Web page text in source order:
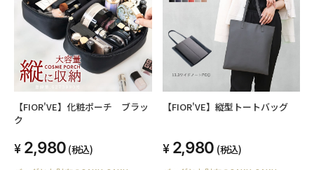
【FIOR'VE】化粧ポーチ ブラッ
ク
2,980 (税込)
【FIOR'VE】縦型トートバッグ
2,980 (税込)